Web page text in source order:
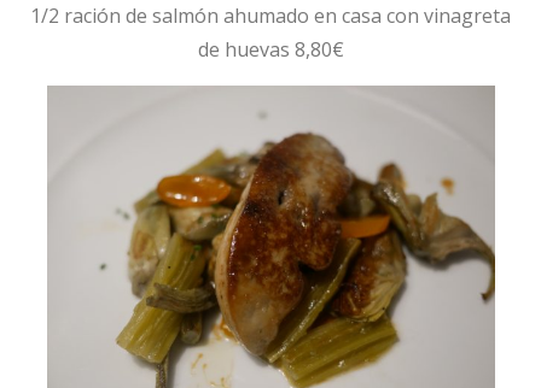
1/2 ración de salmón ahumado en casa con vinagreta
de huevas 8,80€